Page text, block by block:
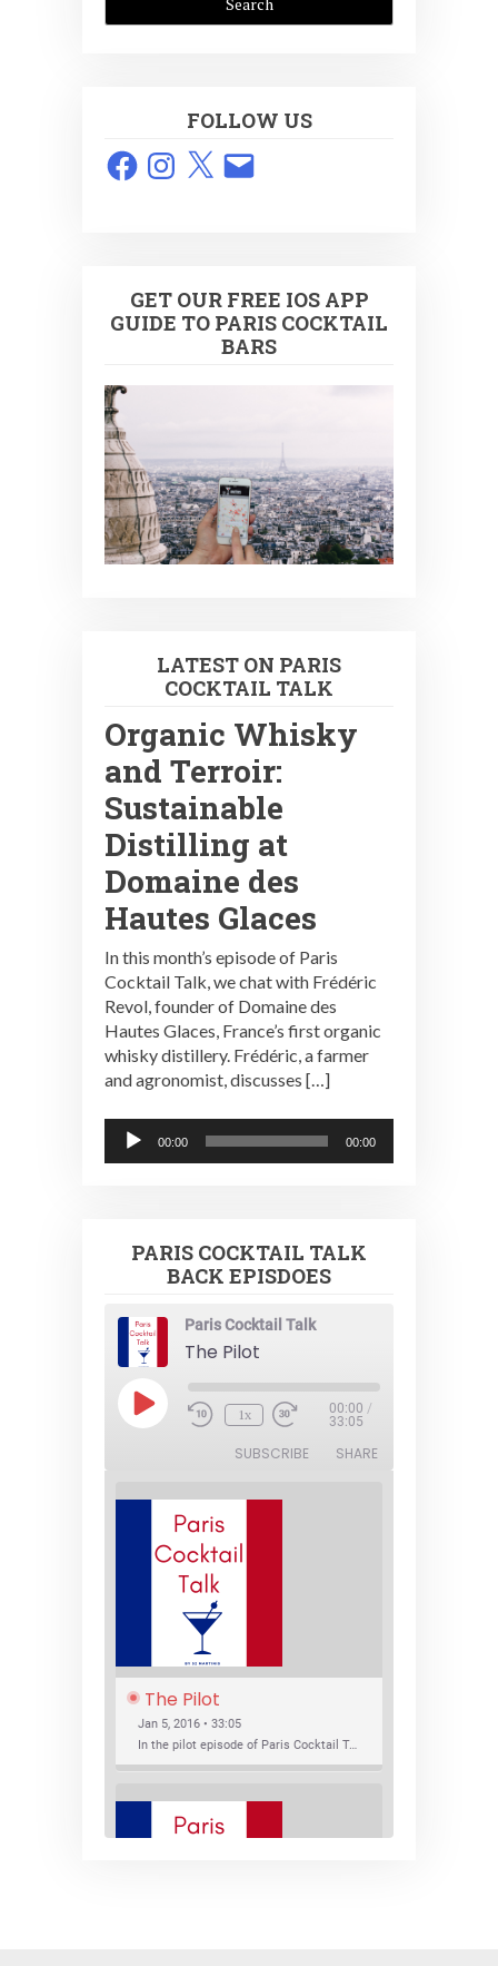
FOLLOW US
FacebookInstagram
X Email
GET OUR FREE IOS APP
GUIDE TO PARIS COCKTAIL
BARS
LATEST ON PARIS
COCKTAIL TALK
Organic Whisky
and Terroir:
Sustainable
Distilling at
Domaine des
Hautes Glaces
In this month’s episode of Paris
Cocktail Talk, we chat with Frédéric
Revol, founder of Domaine des
Hautes Glaces, France’s first organic
whisky distillery. Frédéric, a farmer
and agronomist, discusses […]
Audio
Player
00:00 00:00
PARIS COCKTAIL TALK
BACK EPISDOES
Paris Cocktail Talk
The Pilot
Play
Episode 1x 00:00 /
33:05
SUBSCRIBE SHARE
The Pilot
Jan 5, 2016 • 33:05
In the pilot episode of Paris Cocktail Talk we talk about cocktail trends and favorite Paris bars with local bartenders Thierry Daniel, Josh Fontaine, and Thibaut Neuman.